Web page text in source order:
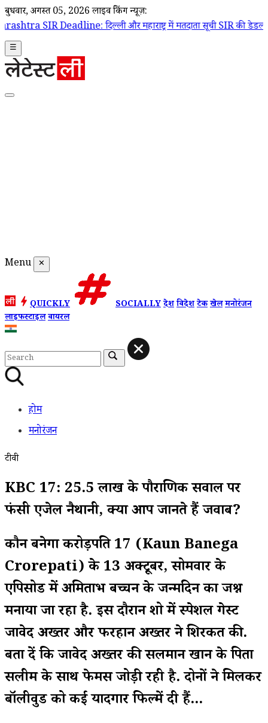
बुधवार, अगस्त 05, 2026 लाइव ब्रेकिंग न्यूज़:
दिल्ली और महाराष्ट्र में मतदाता सूची SIR की डेडलाइन फिर बढ़ी,
☰
Menu ✕
QUICKLY SOCIALLYदेशविदेशटेकखेलमनोरंजन
लाइफस्टाइलवायरल
होम
मनोरंजन
टीवी
KBC 17: 25.5 लाख के पौराणिक सवाल पर
फंसी एंजेल नैथानी, क्या आप जानते हैं जवाब?
कौन बनेगा करोड़पति 17 (Kaun Banega
Crorepati) के 13 अक्टूबर, सोमवार के
एपिसोड में अमिताभ बच्चन के जन्मदिन का जश्न
मनाया जा रहा है. इस दौरान शो में स्पेशल गेस्ट
जावेद अख्तर और फरहान अख्तर ने शिरकत की.
बता दें कि जावेद अख्तर की सलमान खान के पिता
सलीम के साथ फेमस जोड़ी रही है. दोनों ने मिलकर
बॉलीवुड को कई यादगार फिल्में दी हैं...